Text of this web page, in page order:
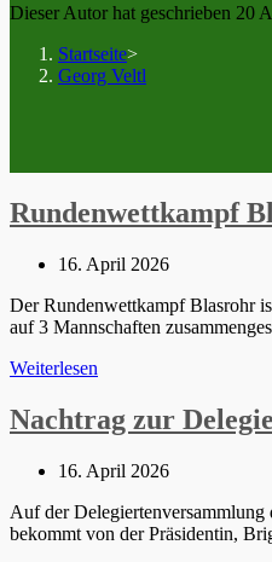
Dieser Autor hat geschrieben 20
Startseite>
Georg Veltl
Rundenwettkampf
Beitrag
16. April 2026
Der Rundenwettkampf Blasrohr
auf 3 Mannschaften
Weiterlesen
Nachtrag zur
Beitrag
16. April 2026
Auf der
bekommt von der Präsidentin,